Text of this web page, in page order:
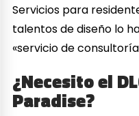
Servicios para
talentos de diseño lo
«servicio de
¿Necesito el
Paradise?